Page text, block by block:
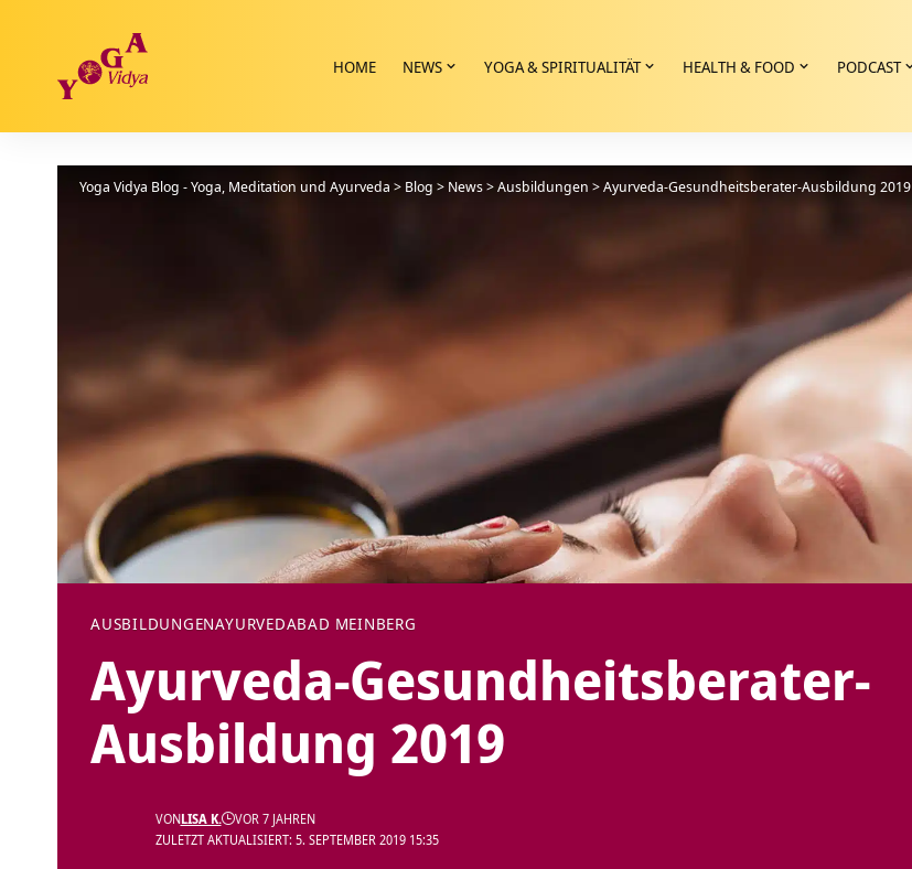
HOME NEWS YOGA & SPIRITUALITÄT HEALTH & FOOD PODCAST
Yoga Vidya Blog - Yoga, Meditation und Ayurveda > Blog > News>Ausbildungen >Ayurveda-Gesundheitsberater-Ausbildung 2019
AUSBILDUNGENAYURVEDABAD MEINBERG
Ayurveda-Gesundheitsberater-
Ausbildung 2019
ZULETZT AKTUALISIERT: 5. SEPTEMBER 2019 15:35
VONLISA K. VOR 7 JAHREN